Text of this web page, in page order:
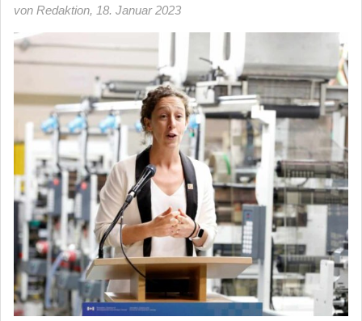
von Redaktion, 18. Januar 2023